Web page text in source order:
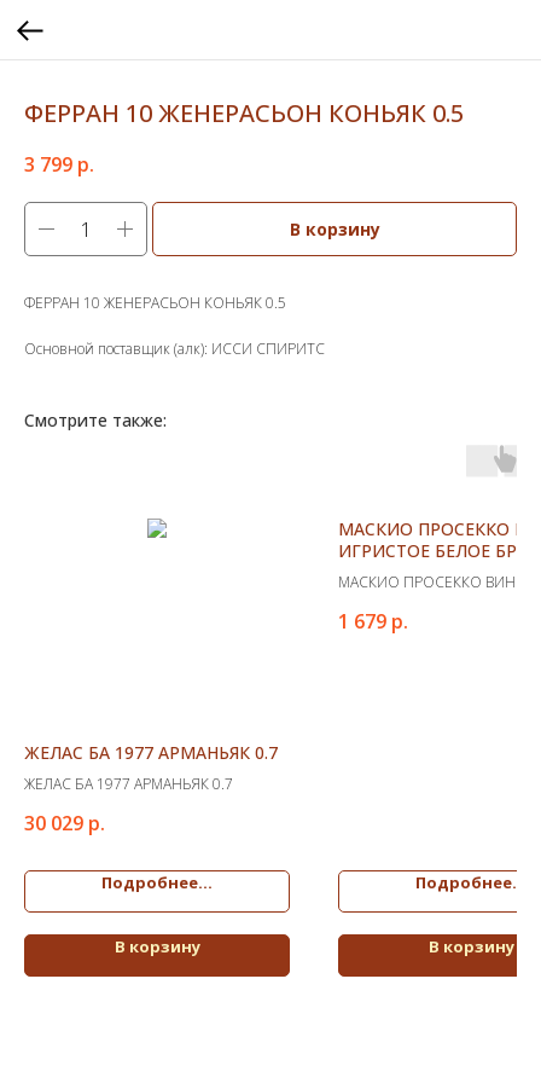
ФЕРРАН 10 ЖЕНЕРАСЬОН КОНЬЯК 0.5
3 799 р.
В корзину
ФЕРРАН 10 ЖЕНЕРАСЬОН КОНЬЯК 0.5
Основной поставщик (алк): ИССИ СПИРИТС
Смотрите также:
ЖЕЛАС БА 1977 АРМАНЬЯК 0.7
ЖЕЛАС БА 1977 АРМАНЬЯК 0.7
30 029 р.
Подробнее...
В корзину
МАСКИО ПРОСЕККО
ИГРИСТОЕ БЕЛОЕ
МАСКИО ПРОСЕККО ВИНО
1 679 р.
Подробнее...
В корзину